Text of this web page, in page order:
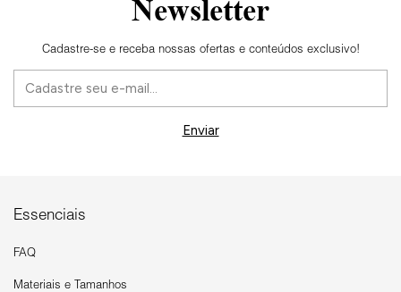
Newsletter
Cadastre-se e receba nossas ofertas e conteúdos exclusivo!
Essenciais
FAQ
Materiais e Tamanhos